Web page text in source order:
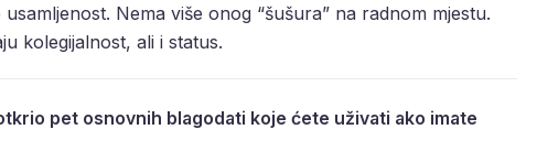
Nema više onog “šušura” na radnom mjestu.
kolegijalnost, ali i status.
pet osnovnih blagodati koje ćete uživati ako imate